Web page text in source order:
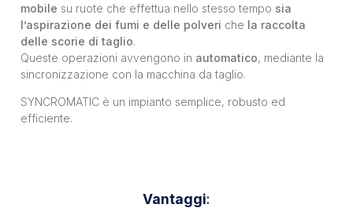
mobile su ruote che effettua nello stesso tempo sia
l’aspirazione dei fumi e delle polveri che la raccolta
delle scorie di taglio.
Queste operazioni avvengono in automatico, mediante la
sincronizzazione con la macchina da taglio.
SYNCROMATIC è un impianto semplice, robusto ed
efficiente.
Vantaggi: